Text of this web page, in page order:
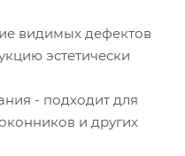
видимых дефектов
эстетически
- подходит для
и других